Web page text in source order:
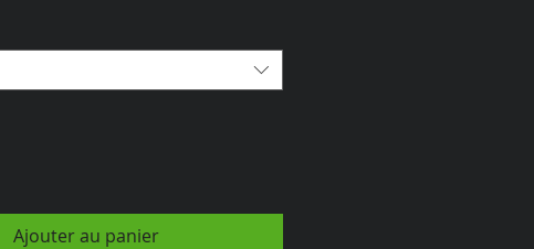
Ajouter au panier